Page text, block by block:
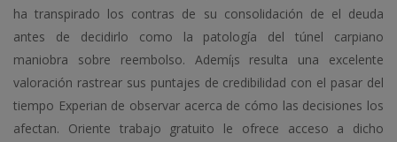
ha transpirado los contras de su consolidación de el deuda
antes de decidirlo como la patologí­a del túnel carpiano
maniobra sobre reembolso. Ademí¡s resulta una excelente
valoración rastrear sus puntajes de credibilidad con el pasar del
tiempo Experian de observar acerca de cómo las decisiones los
afectan. Oriente trabajo gratuito le ofrece acceso a dicho